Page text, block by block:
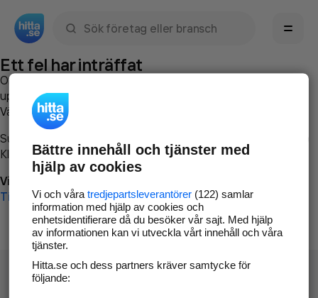
Ett fel har inträffat
Om du vill kan du
uppstod så att vi lättare och snabbare kan avhjälpa det.
Vänligen försök med följande:
Surfa till
Klicka påTillbaka-knappen i webbläsaren och försök igen
Vi beklagar besväret!
Till startsidan
Bättre innehåll och tjänster med
hjälp av cookies
Vi och våra tredjepartsleverantörer(122) samlar
information med hjälp av cookies och
enhetsidentifierare då du besöker vår sajt. Med hjälp
av informationen kan vi utveckla vårt innehåll och våra
tjänster.
Hitta.se och dess partners kräver samtycke för
följande: